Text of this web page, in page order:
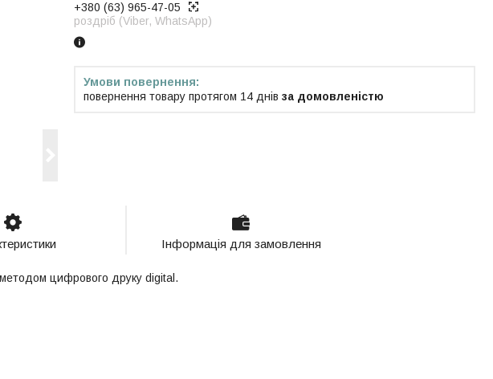
+380 (63) 965-47-05
роздріб (Viber, WhatsApp)
повернення товару протягом 14 днів за домовленістю
Інформація для замовлення
цифрового друку digital.